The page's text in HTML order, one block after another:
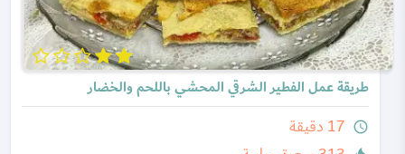
طريقة عمل الفطير الشرقي المحشي باللحم والخضار
query_builder 17 دقيقة